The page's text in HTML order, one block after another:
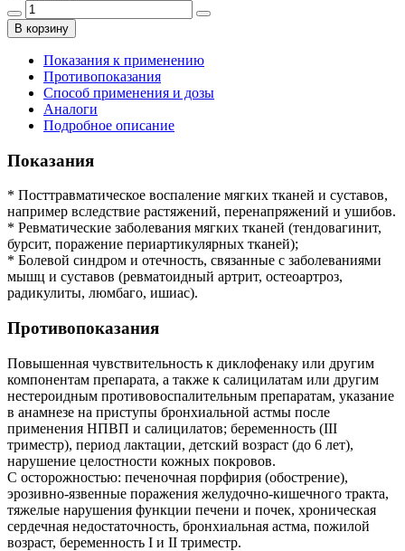
В корзину
Показания к применению
Противопоказания
Способ применения и дозы
Аналоги
Подробное описание
Показания
* Посттравматическое воспаление мягких тканей и суставов,
например вследствие растяжений, перенапряжений и ушибов.
* Ревматические заболевания мягких тканей (тендовагинит,
бурсит, поражение периартикулярных тканей);
* Болевой синдром и отечность, связанные с заболеваниями
мышц и суставов (ревматоидный артрит, остеоартроз,
радикулиты, люмбаго, ишиас).
Противопоказания
Повышенная чувствительность к диклофенаку или другим
компонентам препарата, а также к салицилатам или другим
нестероидным противовоспалительным препаратам, указание
в анамнезе на приступы бронхиальной астмы после
применения НПВП и салицилатов; беременность (III
триместр), период лактации, детский возраст (до 6 лет),
нарушение целостности кожных покровов.
С осторожностью: печеночная порфирия (обострение),
эрозивно-язвенные поражения желудочно-кишечного тракта,
тяжелые нарушения функции печени и почек, хроническая
сердечная недостаточность, бронхиальная астма, пожилой
возраст, беременность I и II триместр.